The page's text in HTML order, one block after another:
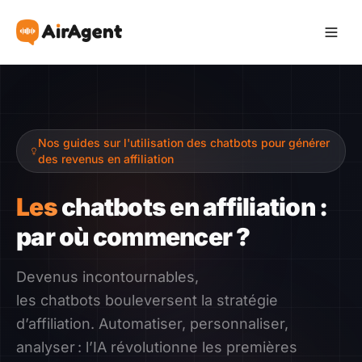
Recommander
Ressources
Témoignages
Guide
Nos guides sur l'utilisation des chatbots pour générer
des revenus en affiliation
Leschatbots en affiliation :
par où commencer ?
Devenus incontournables,
les chatbots bouleversent la stratégie
d’affiliation. Automatiser, personnaliser,
analyser : l’IA révolutionne les premières